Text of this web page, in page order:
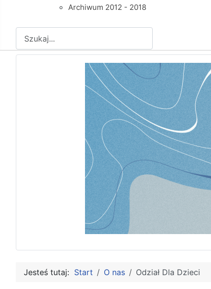
Archiwum 2012 - 2018
Jesteś tutaj: Start O nas Odział Dla Dzieci